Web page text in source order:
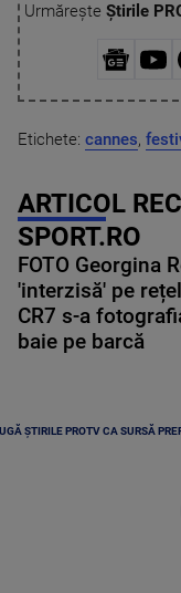
Urmărește Știrile
Etichete: cannes,
ARTICOL
SPORT.RO
FOTO Georgina
'interzisă' pe
CR7 s-a
baie pe barcă
ȘTIRILE PROTV CA SURSĂ